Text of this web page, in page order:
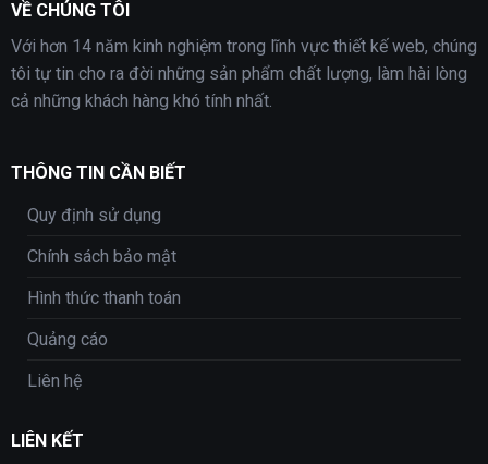
VỀ CHÚNG TÔI
Với hơn 14 năm kinh nghiệm trong lĩnh vực thiết kế web, chúng
tôi tự tin cho ra đời những sản phẩm chất lượng, làm hài lòng
cả những khách hàng khó tính nhất.
THÔNG TIN CẦN BIẾT
Quy định sử dụng
Chính sách bảo mật
Hình thức thanh toán
Quảng cáo
Liên hệ
LIÊN KẾT